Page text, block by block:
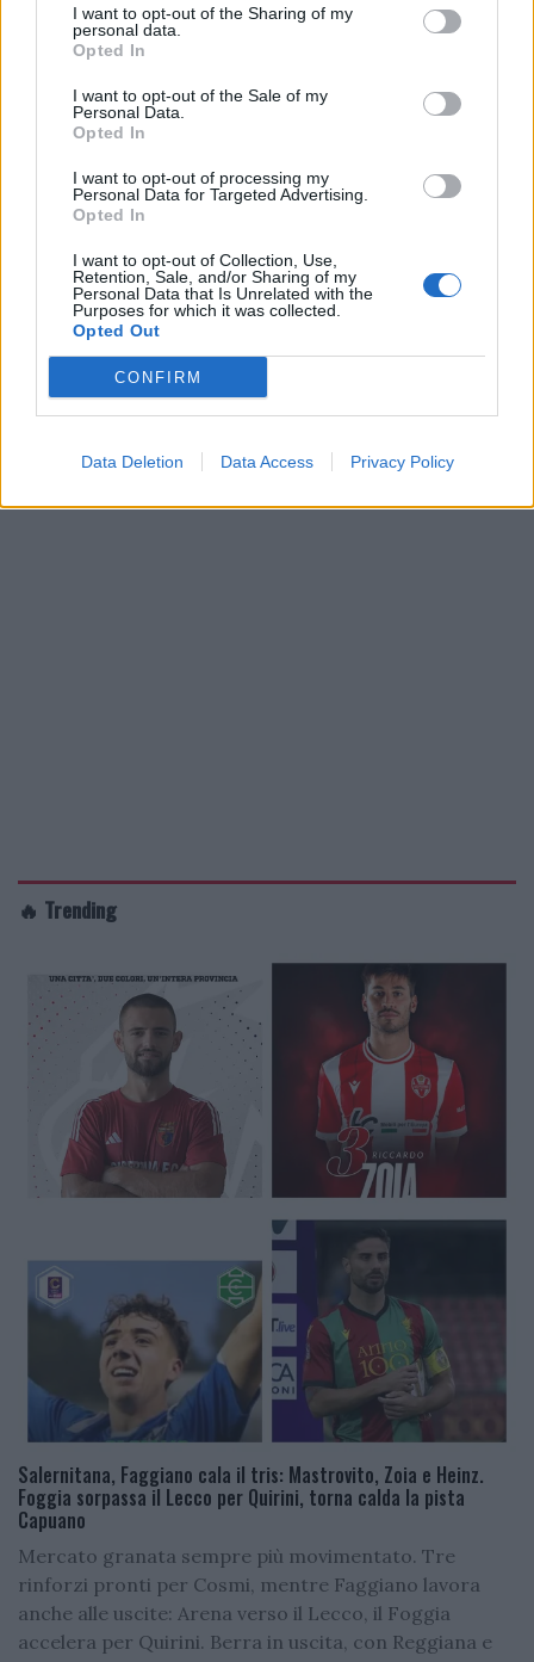
I want to opt-out of the Sharing of my
personal data.
Opted In
I want to opt-out of the Sale of my
Personal Data.
Opted In
I want to opt-out of processing my
Personal Data for Targeted Advertising.
Opted In
I want to opt-out of Collection, Use,
Retention, Sale, and/or Sharing of my
Personal Data that Is Unrelated with the
Purposes for which it was collected.
Opted Out
CONFIRM
Data Deletion Data Access Privacy Policy
🔥 Trending
Salernitana, Faggiano cala il tris: Mastrovito, Zoia e Heinz.
Foggia sorpassa il Lecco per Quirini, torna calda la pista
Capuano
Mercato granata sempre più movimentato. Tre
rinforzi pronti per Cosmi, mentre Faggiano lavora
anche alle uscite: Arena verso il Lecco, il Foggia
accelera per Quirini. Berra in uscita, con Reggiana e